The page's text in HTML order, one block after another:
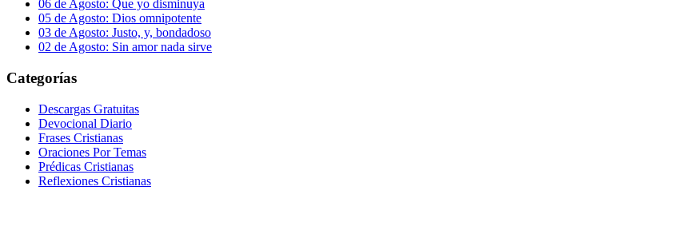
06 de Agosto: Que yo disminuya
05 de Agosto: Dios omnipotente
03 de Agosto: Justo, y, bondadoso
02 de Agosto: Sin amor nada sirve
Categorías
Descargas Gratuitas
Devocional Diario
Frases Cristianas
Oraciones Por Temas
Prédicas Cristianas
Reflexiones Cristianas